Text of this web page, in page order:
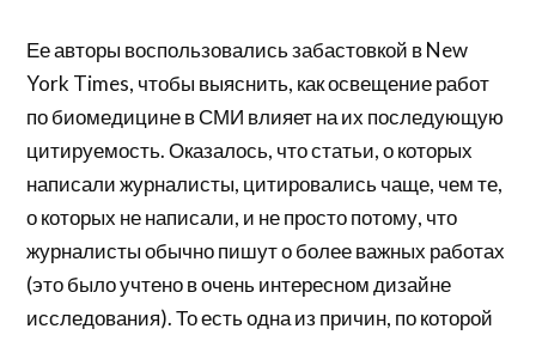
Ее авторы воспользовались забастовкой в New
York Times, чтобы выяснить, как освещение работ
по биомедицине в СМИ влияет на их последующую
цитируемость. Оказалось, что статьи, о которых
написали журналисты, цитировались чаще, чем те,
о которых не написали, и не просто потому, что
журналисты обычно пишут о более важных работах
(это было учтено в очень интересном дизайне
исследования). То есть одна из причин, по которой